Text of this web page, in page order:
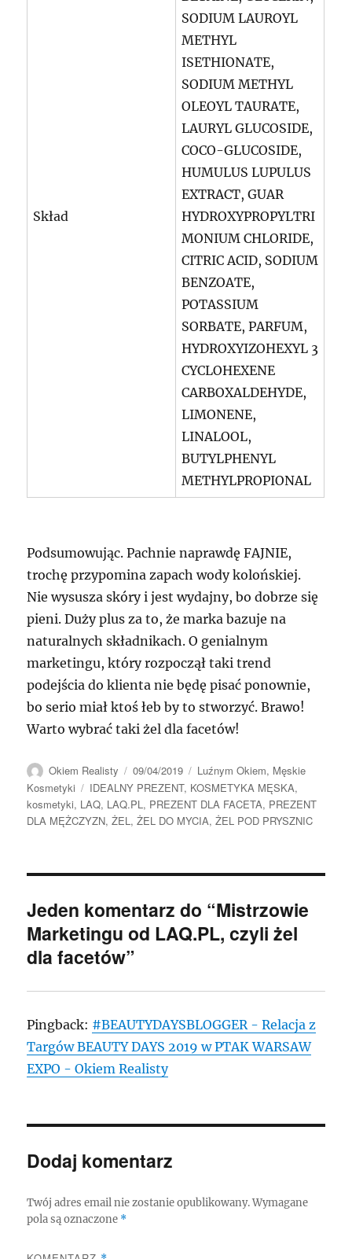
Skład
SODIUM LAUROYL
METHYL
ISETHIONATE,
SODIUM METHYL
OLEOYL TAURATE,
LAURYL GLUCOSIDE,
COCO-GLUCOSIDE,
HUMULUS LUPULUS
EXTRACT, GUAR
HYDROXYPROPYLTRI
MONIUM CHLORIDE,
CITRIC ACID, SODIUM
BENZOATE,
POTASSIUM
SORBATE, PARFUM,
HYDROXYIZOHEXYL 3
CYCLOHEXENE
CARBOXALDEHYDE,
LIMONENE,
LINALOOL,
BUTYLPHENYL
METHYLPROPIONAL
Podsumowując. Pachnie naprawdę FAJNIE,
trochę przypomina zapach wody kolońskiej.
Nie wysusza skóry i jest wydajny, bo dobrze się
pieni. Duży plus za to, że marka bazuje na
naturalnych składnikach. O genialnym
marketingu, który rozpoczął taki trend
podejścia do klienta nie będę pisać ponownie,
bo serio miał ktoś łeb by to stworzyć. Brawo!
Warto wybrać taki żel dla facetów!
Autor
Okiem Realisty
Data
publikacji
09/04/2019 Kategorie
Luźnym Okiem, Męskie
Kosmetyki
Tagi
IDEALNY PREZENT, KOSMETYKA MĘSKA,
kosmetyki, LAQ, LAQ.PL, PREZENT DLA FACETA, PREZENT
DLA MĘŻCZYZN,ŻEL,ŻEL DO MYCIA,ŻEL POD PRYSZNIC
Jeden komentarz do “Mistrzowie
Marketingu od LAQ.PL, czyli żel
dla facetów”
Pingback: #BEAUTYDAYSBLOGGER - Relacja z
Targów BEAUTY DAYS 2019 w PTAK WARSAW
EXPO - Okiem Realisty
Dodaj komentarz
Twój adres email nie zostanie opublikowany. Wymagane
pola są oznaczone *